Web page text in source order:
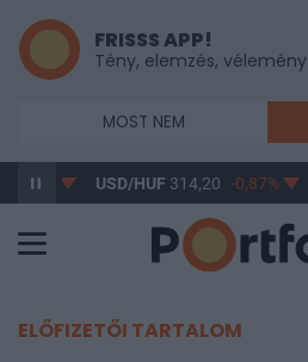
FRISSS APP!
Tény, elemzés, vélemény
MOST NEM
-0,61% USD/HUF 314,20 -0,87%
ELŐFIZETŐI TARTALOM